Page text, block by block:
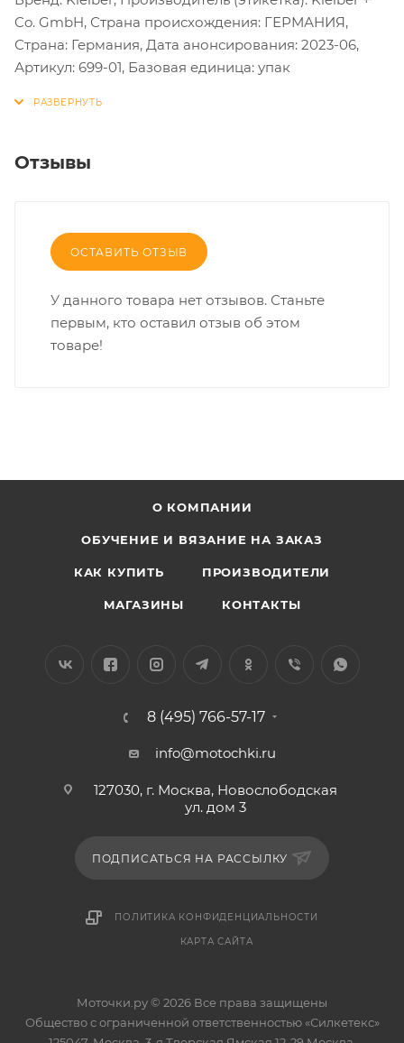
Co. GmbH, Страна происхождения: ГЕРМАНИЯ,
Страна: Германия, Дата анонсирования: 2023-06,
Артикул: 699-01, Базовая единица: упак
Отзывы
ОСТАВИТЬ ОТЗЫВ
У данного товара нет отзывов. Станьте
первым, кто оставил отзыв об этом
товаре!
О КОМПАНИИ
ОБУЧЕНИЕ И ВЯЗАНИЕ НА ЗАКАЗ
КАК КУПИТЬ ПРОИЗВОДИТЕЛИ
МАГАЗИНЫ КОНТАКТЫ
8 (495) 766-57-17
info@motochki.ru
127030, г. Москва, Новослободская
ул. дом 3
ПОДПИСАТЬСЯ НА РАССЫЛКУ
ПОЛИТИКА КОНФИДЕНЦИАЛЬНОСТИ
КАРТА САЙТА
Моточки.ру © 2026 Все права защищены
Общество с ограниченной ответственностью «Силкетекс»